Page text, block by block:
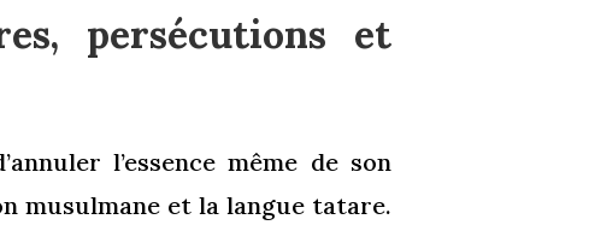
persécutions et
l’essence même de son
musulmane et la langue tatare.